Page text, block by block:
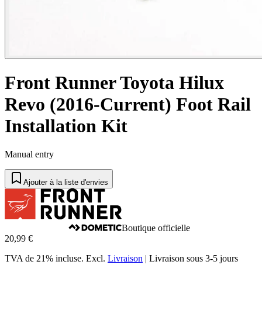
Front Runner Toyota Hilux
Revo (2016-Current) Foot Rail
Installation Kit
Manual entry
Ajouter à la liste d'envies
Boutique officielle
20,99 €
TVA de 21% incluse. Excl. Livraison | Livraison sous 3-5 jours